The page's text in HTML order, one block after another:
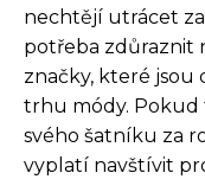
nechtějí utrácet
potřeba zdůraznit
značky, které jsou
trhu módy.
svého šatníku za
vyplatí navštívit